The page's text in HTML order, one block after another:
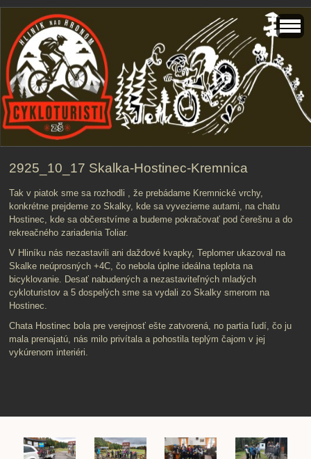
2925_10_17 Skalka-Hostinec-Kremnica
Tak v piatok sme sa rozhodli , že prebádame Kremnické vrchy,
konkrétne prejdeme zo Skalky, kde sa vyvezieme autami, na chatu
Hostinec, kde sa občerstvíme a budeme pokračovať pod čerešnu a do
rekreačného zariadenia Toliar.
V Hliníku nás nezastavili ani daždové kvapky, Teplomer ukazoval na
Skalke neúprosných +4C, čo nebola úplne ideálna teplota na
bicyklovanie. Desať nabudených a nezastaviteľných mladých
cykloturistov a 5 dospelých sme sa vydali zo Skalky smerom na
Hostinec.
Chata Hostinec bola pre verejnosť ešte zatvorená, no partia ľudí, čo ju
mala prenajatú, nás milo privítala a pohostila teplým čajom v jej
vykúrenom interiéri.